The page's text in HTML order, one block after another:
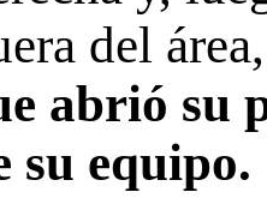
del
abrió su
su equipo.